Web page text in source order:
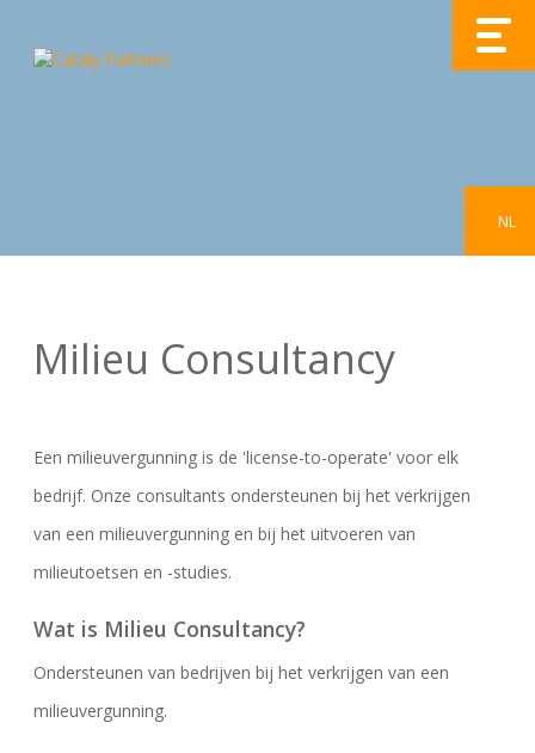
NL
Milieu Consultancy
Een milieuvergunning is de 'license-to-operate' voor elk
bedrijf. Onze consultants ondersteunen bij het verkrijgen
van een milieuvergunning en bij het uitvoeren van
milieutoetsen en -studies.
Wat is Milieu Consultancy?
Ondersteunen van bedrijven bij het verkrijgen van een
milieuvergunning.